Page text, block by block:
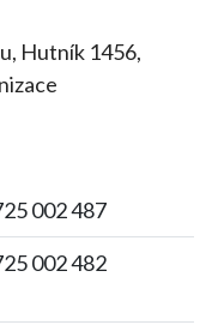
Hutník 1456,
002 487
002 482